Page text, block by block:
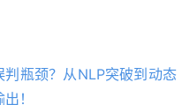
瓶颈？从NLP突破到动态
！